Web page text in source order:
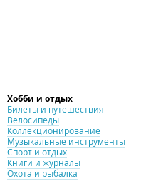
Хобби и отдых
Билеты и путешествия
Велосипеды
Коллекционирование
Музыкальные инструменты
Спорт и отдых
Книги и журналы
Охота и рыбалка